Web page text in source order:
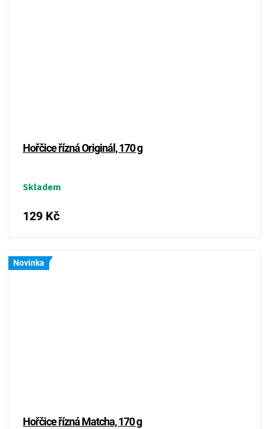
Hořčice řízná Originál, 170 g
Skladem
129 Kč
Novinka
Hořčice řízná Matcha, 170 g